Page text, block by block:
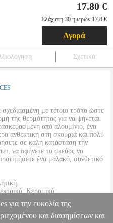
17.80 €
Ελάχιστη 30 ημερών 17.8 €
Αγορά
Σχετικά
σχεδιασμένη με τέτοιο τρόπο ώστε
της θερμότητας για να ψήνεται
από αλουμίνιο, ένα
ανθεκτική στη σκουριά και πολύ
σε καλή κατάσταση την
να αφήνετε το σκεύος να
ένα μαλακό, συνθετικό
Κεραμική.
για την ευκολία της
και διαφημίσεων και